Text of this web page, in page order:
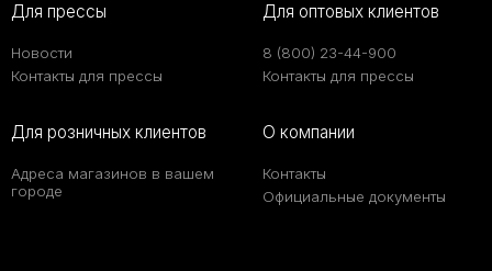
Для прессы
Новости
Контакты для прессы
Для оптовых клиентов
8 (800) 23-44-900
Контакты для прессы
Для розничных клиентов
Адреса магазинов в вашем
городе
О компании
Контакты
Официальные документы